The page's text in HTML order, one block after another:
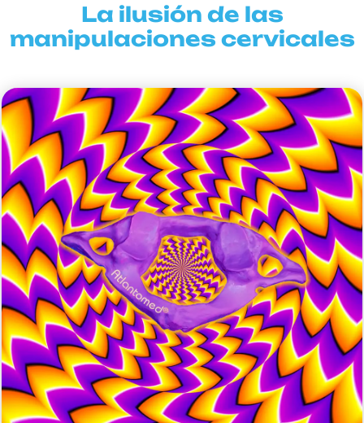
La ilusión de las
manipulaciones cervicales